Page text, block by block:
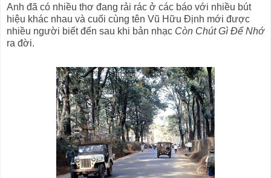
Anh đã có nhiều thơ đang rải rác ở các báo với nhiều bút
hiệu khác nhau và cuối cùng tên Vũ Hữu Định mới được
nhiều người biết đến sau khi bản nhạc Còn Chút Gì Để Nhớ
ra đời.